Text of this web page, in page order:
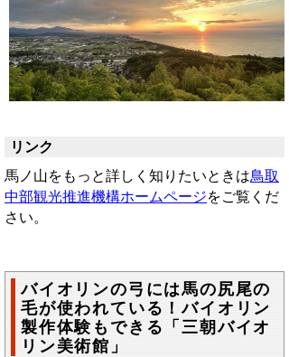
リンク
馬ノ山をもっと詳しく知りたいときは鳥取
中部観光推進機構ホームページをご覧くだ
さい。
バイオリンの弓には馬の尻尾の
毛が使われている！バイオリン
製作体験もできる「三朝バイオ
リン美術館」